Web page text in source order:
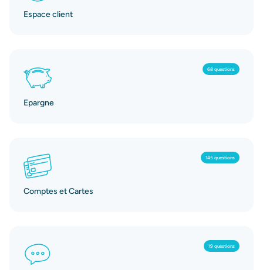
Espace client
68 questions
Epargne
145 questions
Comptes et Cartes
19 questions